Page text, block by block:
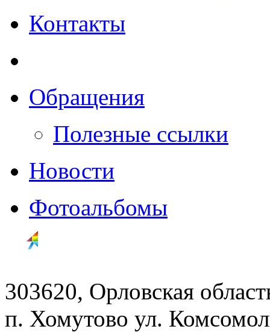
Контакты
Обращения
Полезные ссылки
Новости
Фотоальбомы
303620, Орловская
п. Хомутово ул.